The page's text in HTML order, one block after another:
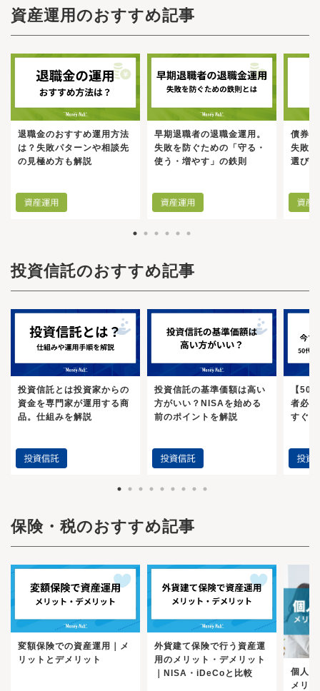
資産運用のおすすめ記事
退職金のおすすめ運用方法
は？失敗パターンや相談先
の見極め方も解説
早期退職者の退職金運用。
失敗を防ぐための「守る・
使う・増やす」の鉄則
債券
失敗
選び
投資信託のおすすめ記事
投資信託とは投資家からの
資金を専門家が運用する商
品。仕組みを解説
投資信託の基準価額は高い
方がいい？NISAを始める
前のポイントを解説
【50
者必
すぐ
保険・税のおすすめ記事
変額保険での資産運用｜メ
リットとデメリット
外貨建て保険で行う資産運
用のメリット・デメリット
｜NISA・iDeCoと比較
個人
メリ